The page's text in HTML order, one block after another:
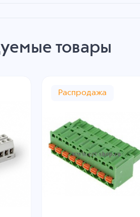
товары
Распродажа